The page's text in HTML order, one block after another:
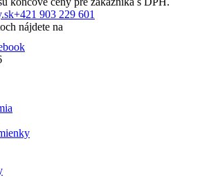
+421 903 229 601
nájdete na